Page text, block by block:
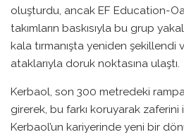
oluşturdu, ancak EF Education-
takımların baskısıyla bu grup
kala tırmanışta yeniden şekillendi
ataklarıyla doruk noktasına ulaştı.
Kerbaol, son 300 metredeki
girerek, bu farkı koruyarak
Kerbaol’un kariyerinde yeni bir